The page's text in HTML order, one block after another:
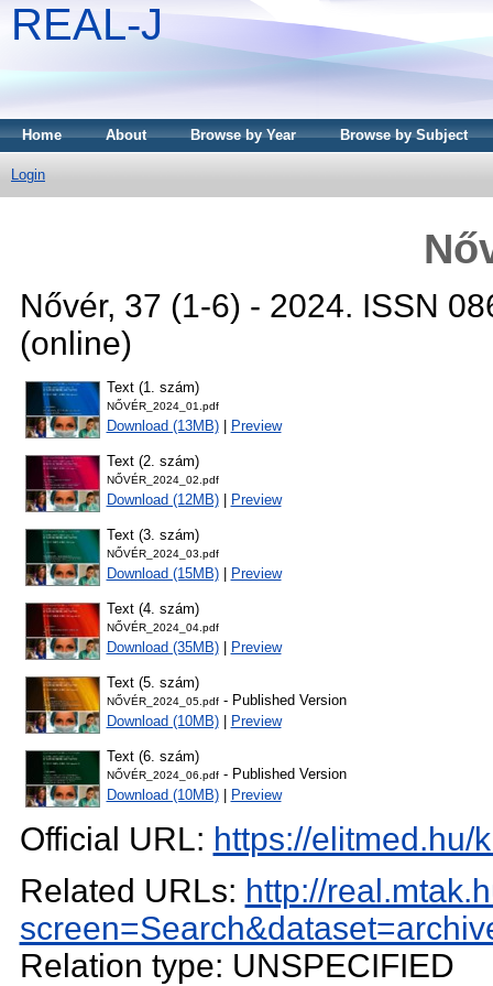
REAL-J
Home About Browse by Year Browse by Subject
Login
Nővér, 37 (1-6) - 2024. ISSN
(online)
Text (1. szám)
NŐVÉR_2024_01.pdf
Download (13MB)| Preview
Text (2. szám)
NŐVÉR_2024_02.pdf
Download (12MB)| Preview
Text (3. szám)
NŐVÉR_2024_03.pdf
Download (15MB)| Preview
Text (4. szám)
NŐVÉR_2024_04.pdf
Download (35MB)| Preview
Text (5. szám)
NŐVÉR_2024_05.pdf- Published Version
Download (10MB)| Preview
Text (6. szám)
NŐVÉR_2024_06.pdf- Published Version
Download (10MB)| Preview
Official URL: https://elitmed.hu/
Related URLs: http://
Relation type: UNSPECIFIED